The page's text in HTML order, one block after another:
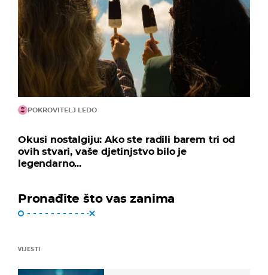
POKROVITELJ LEDO
Okusi nostalgiju: Ako ste radili barem tri od
ovih stvari, vaše djetinjstvo bilo je
legendarno...
Pronađite što vas zanima
VIJESTI